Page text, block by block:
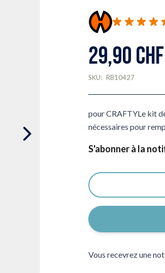
29,90 CHF
SKU: RB10427
pour CRAFTYLe kit
nécessaires pour
S'abonner à la
Vous recevrez une